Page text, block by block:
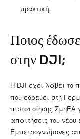
πρακτική.
Ποιος
στην DJI;
Η DJI έχει λάβει το
που εδρεύει στη
πιστοποίησης
απαιτήσεις του
Εμπειρογνώμονες